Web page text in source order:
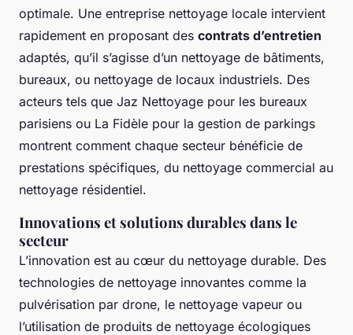
optimale. Une entreprise nettoyage locale intervient
rapidement en proposant des contrats d’entretien
adaptés, qu’il s’agisse d’un nettoyage de bâtiments,
bureaux, ou nettoyage de locaux industriels. Des
acteurs tels que Jaz Nettoyage pour les bureaux
parisiens ou La Fidèle pour la gestion de parkings
montrent comment chaque secteur bénéficie de
prestations spécifiques, du nettoyage commercial au
nettoyage résidentiel.
Innovations et solutions durables dans le
secteur
L’innovation est au cœur du nettoyage durable. Des
technologies de nettoyage innovantes comme la
pulvérisation par drone, le nettoyage vapeur ou
l’utilisation de produits de nettoyage écologiques